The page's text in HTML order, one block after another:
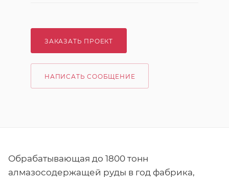
ЗАКАЗАТЬ ПРОЕКТ
НАПИСАТЬ СООБЩЕНИЕ
Обрабатывающая до 1800 тонн
алмазосодержащей руды в год фабрика,